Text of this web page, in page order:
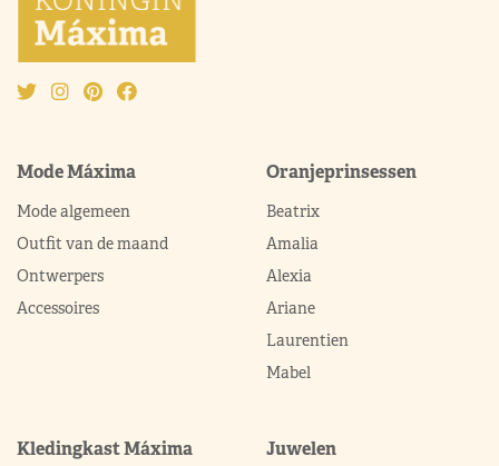
Mode Máxima
Mode algemeen
Outfit van de maand
Ontwerpers
Accessoires
Oranjeprinsessen
Beatrix
Amalia
Alexia
Ariane
Laurentien
Mabel
Kledingkast Máxima Juwelen